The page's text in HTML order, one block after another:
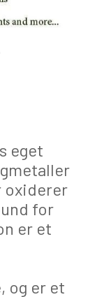
eget
oxiderer
for
er et
og er et